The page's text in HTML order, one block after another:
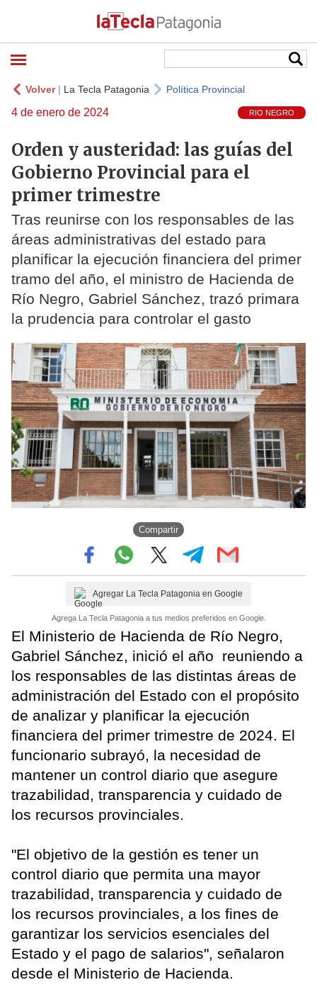
Volver| La Tecla Patagonia Política Provincial
4 de enero de 2024 RIO NEGRO
Orden y austeridad: las guías del
Gobierno Provincial para el
primer trimestre
Tras reunirse con los responsables de las
áreas administrativas del estado para
planificar la ejecución financiera del primer
tramo del año, el ministro de Hacienda de
Río Negro, Gabriel Sánchez, trazó primara
la prudencia para controlar el gasto
Compartir
Agregar La Tecla Patagonia en Google
Agrega La Tecla Patagonia a tus medios preferidos en Google.
El Ministerio de Hacienda de Río Negro,
Gabriel Sánchez, inició el año reuniendo a
los responsables de las distintas áreas de
administración del Estado con el propósito
de analizar y planificar la ejecución
financiera del primer trimestre de 2024. El
funcionario subrayó, la necesidad de
mantener un control diario que asegure
trazabilidad, transparencia y cuidado de
los recursos provinciales.
"El objetivo de la gestión es tener un
control diario que permita una mayor
trazabilidad, transparencia y cuidado de
los recursos provinciales, a los fines de
garantizar los servicios esenciales del
Estado y el pago de salarios", señalaron
desde el Ministerio de Hacienda.